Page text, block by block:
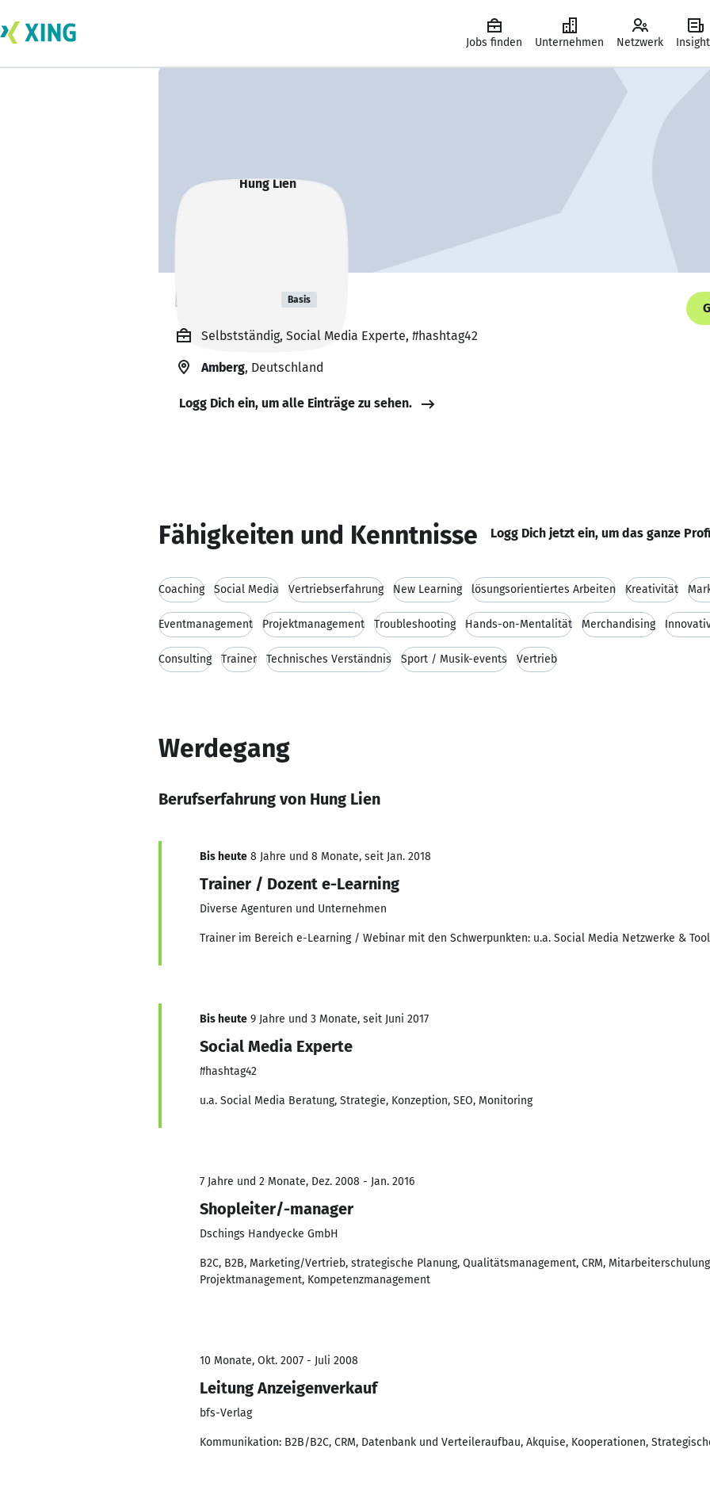
Jobs finden Unternehmen Netzwerk
Hung Lien Basis
Selbstständig, Social Media Experte, #hashtag42
Amberg, Deutschland
Logg Dich ein, um alle Einträge zu sehen.
Fähigkeiten und Kenntnisse Logg Dich jetzt ein, um das ganze
Coaching Social Media Vertriebserfahrung New Learning lösungsorientiertes Arbeiten Kreativität
Eventmanagement Projektmanagement Troubleshooting Hands-on-Mentalität Merchandising
Consulting Trainer Technisches Verständnis Sport / Musik-events Vertrieb
Werdegang
Berufserfahrung von Hung Lien
Bis heute 8 Jahre und 8 Monate, seit Jan. 2018
Trainer / Dozent e-Learning
Diverse Agenturen und Unternehmen
Trainer im Bereich e-Learning / Webinar mit den Schwerpunkten: u.a. Social Media Netzwerke &
Bis heute 9 Jahre und 3 Monate, seit Juni 2017
Social Media Experte
#hashtag42
u.a. Social Media Beratung, Strategie, Konzeption, SEO, Monitoring
7 Jahre und 2 Monate, Dez. 2008 - Jan. 2016
Shopleiter/-manager
Dschings Handyecke GmbH
B2C, B2B, Marketing/Vertrieb, strategische Planung, Qualitätsmanagement, CRM,
Projektmanagement, Kompetenzmanagement
10 Monate, Okt. 2007 - Juli 2008
Leitung Anzeigenverkauf
bfs-Verlag
Kommunikation: B2B/B2C, CRM, Datenbank und Verteileraufbau, Akquise, Kooperationen,